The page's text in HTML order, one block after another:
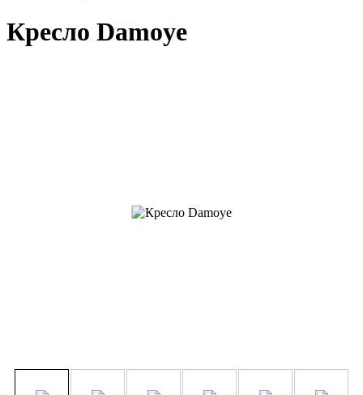
Кресло Damoye